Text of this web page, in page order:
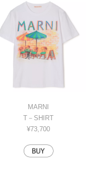
MARNI
T－SHIRT
¥73,700